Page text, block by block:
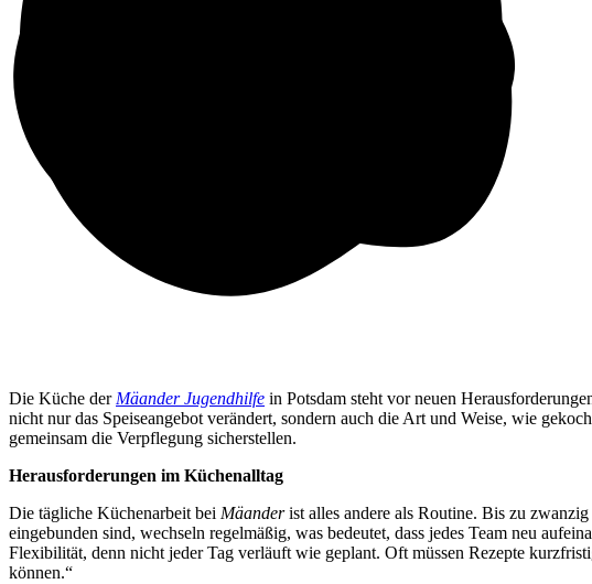
Die Küche der Mäander Jugendhilfe in Potsdam steht vor neuen
nicht nur das Speiseangebot verändert, sondern auch die Art und Weise, wie
gemeinsam die Verpflegung sicherstellen.
Herausforderungen im Küchenalltag
Die tägliche Küchenarbeit bei Mäanderist alles andere als Routine. Bis zu
eingebunden sind, wechseln regelmäßig, was bedeutet, dass jedes Team neu
Flexibilität, denn nicht jeder Tag verläuft wie geplant. Oft müssen Rezepte
können.“